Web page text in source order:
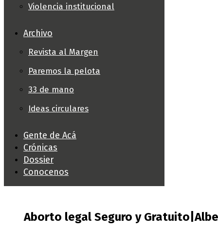
Violencia institucional
Archivo
Revista al Margen
Paremos la pelota
33 de mano
Ideas circulares
Gente de Acá
Crónicas
Dossier
Conocenos
Aborto legal Seguro y